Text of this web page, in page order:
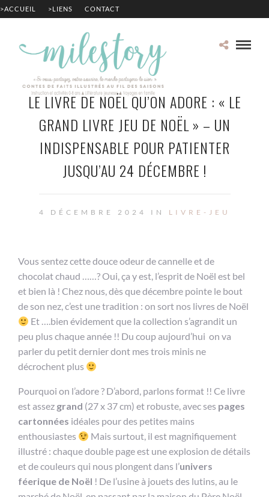
>ACCUEIL >LIENS CONTACT
LE LIVRE DE NOËL QU’ON ADORE : « LE
GRAND LIVRE JEU DE NOËL » – UN
INDISPENSABLE POUR PATIENTER
JUSQU’AU 24 DÉCEMBRE !
4 DÉCEMBRE 2024 IN LIVRE-JEU
Vous sentez cette douce odeur de cannelle et de
chocolat chaud ……? Oui, ça y est, l’esprit de Noël est bel
et bien là ! Chez nous, dès que décembre pointe le bout
de son nez, c’est une tradition : on sort nos livres de Noël
Et ….bien évidement que la collection s’agrandit un
peu plus chaque année !! Du coup aujourd’hui on va
parler du petit dernier dont mes trois minis ne
décrochent plus
Pourquoi on l’adore ? D’abord, parlons format !! Ce livre
est assez grand (27 x 37 cm) et robuste, avec ses pages
cartonnées idéales pour des petites mains
enthousiastes
Mais surtout, il est magnifiquement
illustré : chaque double page est une explosion de détails
et de couleurs qui nous plongent dans l’univers
féerique de Noël ! De l’usine à jouets des lutins, au le